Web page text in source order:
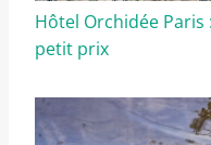
Hôtel Orchidée Paris
petit prix